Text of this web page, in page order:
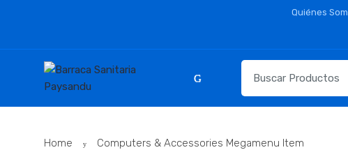
Quiénes
para:
Home Computers & Accessories Megamenu Item